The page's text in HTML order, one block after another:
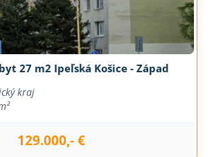
27 m2 Ipeľská Košice - Západ
kraj
129.000,- €